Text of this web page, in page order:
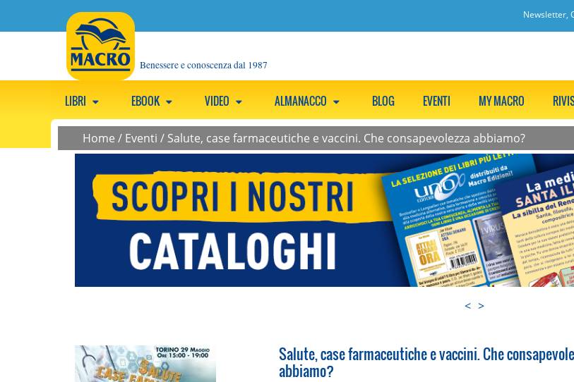
Newsletter,
Benessere e conoscenza dal 1987
LIBRI EBOOK VIDEO ALMANACCO BLOG EVENTI MY MACRO
Home / Eventi / Salute, case farmaceutiche e vaccini. Che consapevolezza abbiamo?
< >
Salute, case farmaceutiche e vaccini. Che
abbiamo?